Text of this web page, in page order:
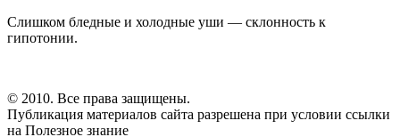
Слишком бледные и холодные уши — склонность к
гипотонии.
© 2010. Все права защищены.
Публикация материалов сайта разрешена при условии ссылки
на Полезное знание